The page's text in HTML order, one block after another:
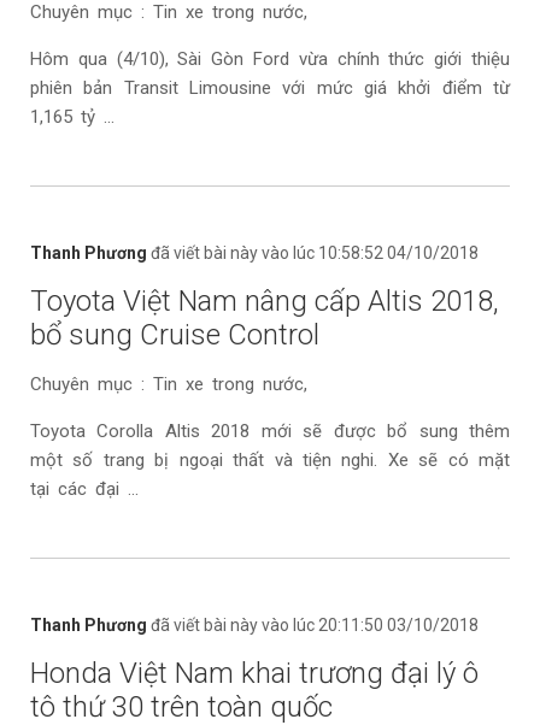
Chuyên mục : Tin xe trong nước,
Hôm qua (4/10), Sài Gòn Ford vừa chính thức giới thiệu
phiên bản Transit Limousine với mức giá khởi điểm từ
1,165 tỷ ...
Thanh Phương đã viết bài này vào lúc 10:58:52 04/10/2018
Toyota Việt Nam nâng cấp Altis 2018,
bổ sung Cruise Control
Chuyên mục : Tin xe trong nước,
Toyota Corolla Altis 2018 mới sẽ được bổ sung thêm
một số trang bị ngoại thất và tiện nghi. Xe sẽ có mặt
tại các đại ...
Thanh Phương đã viết bài này vào lúc 20:11:50 03/10/2018
Honda Việt Nam khai trương đại lý ô
tô thứ 30 trên toàn quốc